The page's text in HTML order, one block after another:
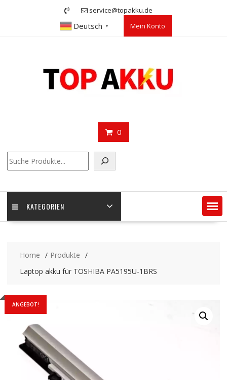
service@topakku.de
Deutsch ▼ Mein Konto
0
KATEGORIEN
Home
Produkte
Laptop akku für TOSHIBA PA5195U-1BRS
ANGEBOT!